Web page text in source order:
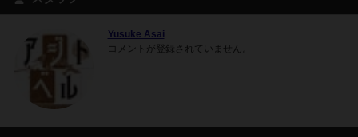
Yusuke Asai
コメントが登録されていません。